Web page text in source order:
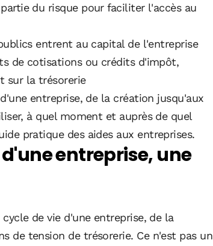
du risque pour faciliter l'accès au
entrent au capital de l'entreprise
de cotisations ou crédits d'impôt,
sur la trésorerie
entreprise, de la création jusqu'aux
à quel moment et auprès de quel
pratique des aides aux entreprises.
entreprise, une
de vie d'une entreprise, de la
de tension de trésorerie. Ce n'est pas un